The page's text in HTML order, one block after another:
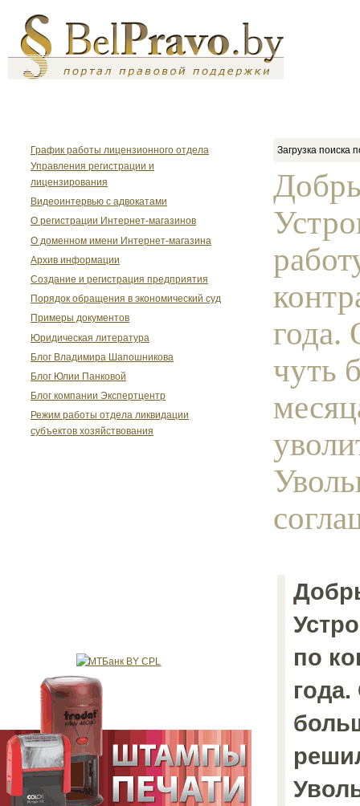
График работы лицензионного отдела
Управления регистрации и
лицензирования
Видеоинтервью с адвокатами
О регистрации Интернет-магазинов
О доменном имени Интернет-магазина
Архив информации
Создание и регистрация предприятия
Порядок обращения в экономический суд
Примеры документов
Юридическая литература
Блог Владимира Шапошникова
Блог Юлии Панковой
Блог компании Экспертцентр
Режим работы отдела ликвидации
субъектов хозяйствования
Загрузка поиска
года.
чуть
по